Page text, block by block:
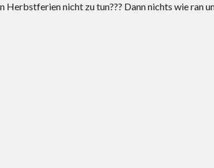
nicht zu tun??? Dann nichts wie ran